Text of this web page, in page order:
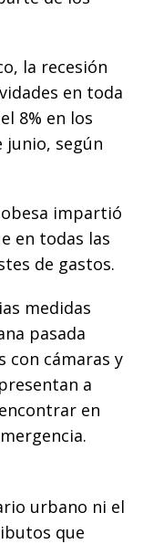
la recesión
en toda
8% en los
según
impartió
en todas las
de gastos.
medidas
pasada
con cámaras y
a
en
urbano ni el
que